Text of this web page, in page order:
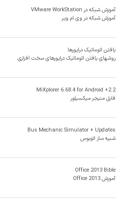
آموزش شبکه در VMware WorkStation
آموزش شبکه در وی ام ویر
یافتن اتوماتیک درایورها
روشهای یافتن اتوماتیک درایورهای سخت افزاری
MiXplorer 6.68.4 for Android +2.2
فایل منیجر میکسپلور
Bus Mechanic Simulator + Updates
شبیه ساز اتوبوس
Office 2013 Bible
آموزش Office 2013